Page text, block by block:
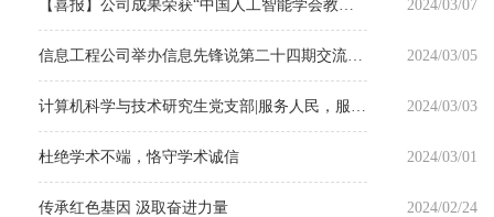
2024/03/07
2024/03/05
2024/03/03
杜绝学术不端，恪守学术诚信 2024/03/01
传承红色基因 汲取奋进力量 2024/02/24